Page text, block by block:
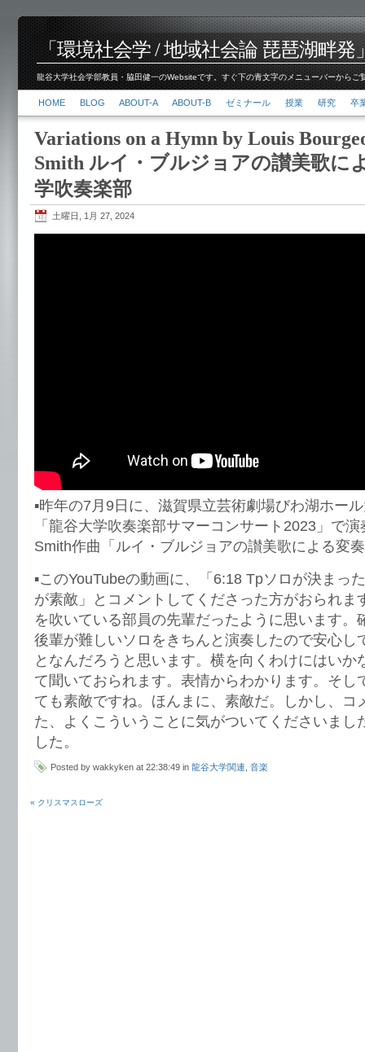
「環境社会学 / 地域社会論 琵琶湖畔発
龍谷大学社会学部教員・脇田健一のWebsiteです。すぐ下の青文字のメニューバーから
HOME BLOG ABOUT-A ABOUT-B ゼミナール 授業 研究 卒
Variations on a Hymn by Louis
Smith ルイ・ブルジョアの讃美歌に
学吹奏楽部
土曜日, 1月 27, 2024
▪️昨年の7月9日に、滋賀県立芸術劇場びわ湖ホー
「龍谷大学吹奏楽部サマーコンサート2023」で
Smith作曲「ルイ・ブルジョアの讃美歌による変
▪️このYouTubeの動画に、「6:18 Tpソロが決まっ
が素敵」とコメントしてくださった方がおられま
を吹いている部員の先輩だったように思います。
後輩が難しいソロをきちんと演奏したので安心し
となんだろうと思います。横を向くわけにはいか
て聞いておられます。表情からわかります。そし
ても素敵ですね。ほんまに、素敵だ。しかし、コ
た、よくこういうことに気がついてくださいまし
した。
Posted by wakkyken at 22:38:49 in 龍谷大学関連 音楽
« クリスマスローズ